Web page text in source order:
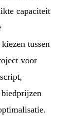
capaciteit
tussen
voor